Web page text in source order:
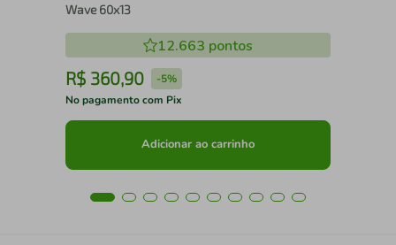
Wave 60x13
12.663 pontos
R$ 360,90 -5%
No pagamento com Pix
Adicionar ao carrinho